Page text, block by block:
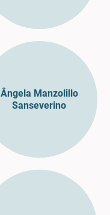
Ângela Manzolillo
Sanseverino